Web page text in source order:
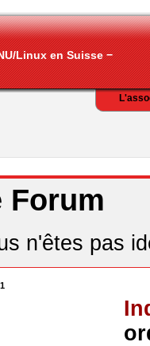
Linux en Suisse −
Forum
n'êtes pas
1